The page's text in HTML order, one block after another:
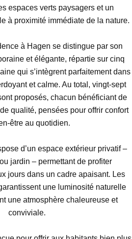
espaces verts paysagers et un
à proximité immédiate de la nature.
à Hagen se distingue par son
et élégante, répartie sur cinq
qui s’intègrent parfaitement dans
et calme. Au total, vingt-sept
proposés, chacun bénéficiant de
qualité, pensées pour offrir confort
être au quotidien.
d’un espace extérieur privatif –
jardin – permettant de profiter
jours dans un cadre apaisant. Les
une luminosité naturelle
une atmosphère chaleureuse et
conviviale.